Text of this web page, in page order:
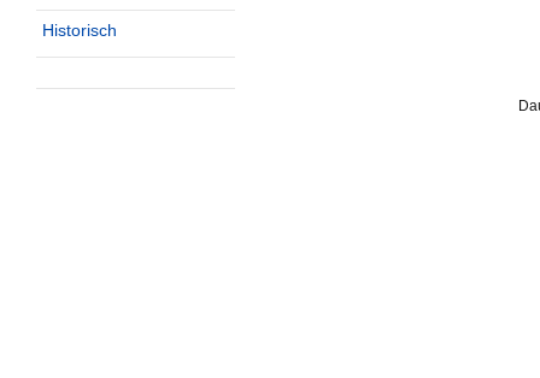
Historisch